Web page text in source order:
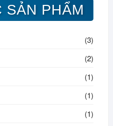
SẢN PHẨM
(3)
(2)
(1)
(1)
(1)